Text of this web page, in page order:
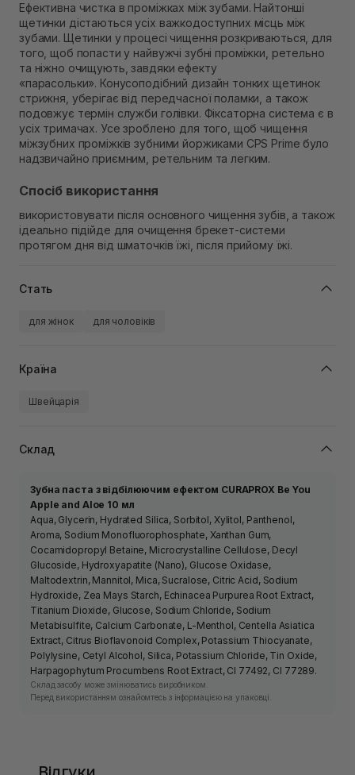
Ефективна чистка в проміжках між зубами. Найтонші
щетинки дістаються усіх важкодоступних місць між
зубами. Щетинки у процесі чищення розкриваються, для
того, щоб попасти у найвужчі зубні проміжки, ретельно
та ніжно очищують, завдяки ефекту
«парасольки». Конусоподібний дизайн тонких щетинок
стрижня, уберігає від передчасної поламки, а також
подовжує термін служби голівки. Фіксаторна система є в
усіх тримачах. Усе зроблено для того, щоб чищення
міжзубних проміжків зубними йоржиками CPS Prime було
надзвичайно приємним, ретельним та легким.
Спосіб використання
використовувати після основного чищення зубів, а також
ідеально підійде для очищення брекет-системи
протягом дня від шматочків їжі, після прийому їжі.
Стать
для жінок для чоловіків
Країна
Швейцарія
Склад
Зубна паста з відбілюючим ефектом CURAPROX Be You
Apple and Aloe 10 мл
Aqua, Glycerin, Hydrated Silica, Sorbitol, Xylitol, Panthenol,
Aroma, Sodium Monofluorophosphate, Xanthan Gum,
Cocamidopropyl Betaine, Microcrystalline Cellulose, Decyl
Glucoside, Hydroxyapatite (Nano), Glucose Oxidase,
Maltodextrin, Mannitol, Mica, Sucralose, Citric Acid, Sodium
Hydroxide, Zea Mays Starch, Echinacea Purpurea Root Extract,
Titanium Dioxide, Glucose, Sodium Chloride, Sodium
Metabisulfite, Calcium Carbonate, L-Menthol, Centella Asiatica
Extract, Citrus Bioflavonoid Complex, Potassium Thiocyanate,
Polylysine, Cetyl Alcohol, Silica, Potassium Chloride, Tin Oxide,
Harpagophytum Procumbens Root Extract, CI 77492, CI 77289.
Склад засобу може змінюватись виробником.
Перед використанням ознайомтесь з інформацією на упаковці.